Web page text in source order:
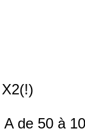
de 50 à